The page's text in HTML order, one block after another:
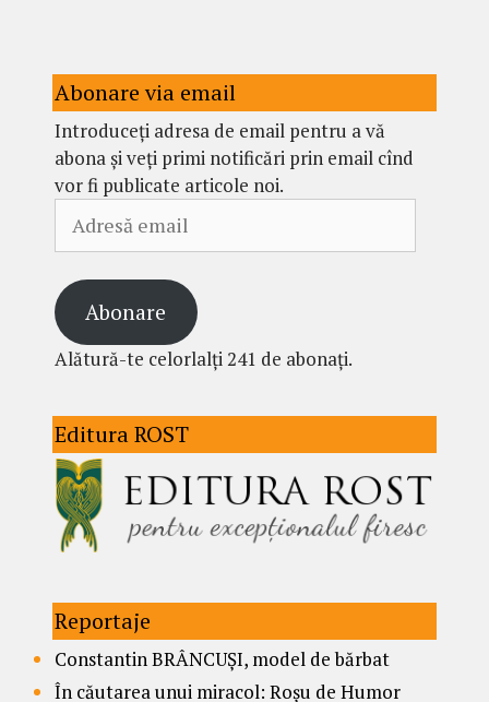
Abonare via email
Introduceți adresa de email pentru a vă
abona și veți primi notificări prin email cînd
vor fi publicate articole noi.
email
Abonare
Alătură-te celorlalți 241 de abonați.
Editura ROST
Reportaje
Constantin BRÂNCUȘI, model de bărbat
În căutarea unui miracol: Roșu de Humor